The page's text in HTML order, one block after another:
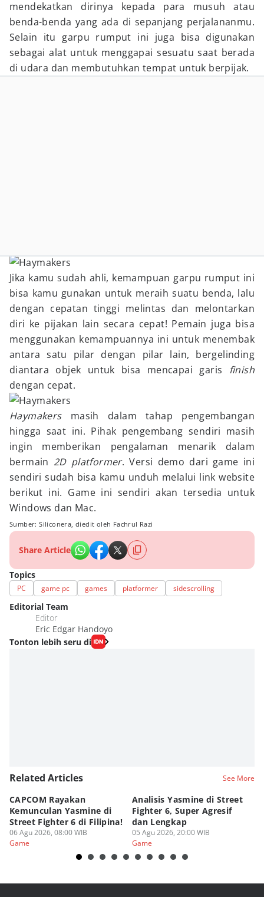
mendekatkan dirinya kepada para musuh atau
benda-benda yang ada di sepanjang perjalananmu.
Selain itu garpu rumput ini juga bisa digunakan
sebagai alat untuk menggapai sesuatu saat berada
di udara dan membutuhkan tempat untuk berpijak.
Jika kamu sudah ahli, kemampuan garpu rumput ini
bisa kamu gunakan untuk meraih suatu benda, lalu
dengan cepatan tinggi melintas dan melontarkan
diri ke pijakan lain secara cepat! Pemain juga bisa
menggunakan kemampuannya ini untuk menembak
antara satu pilar dengan pilar lain, bergelinding
diantara objek untuk bisa mencapai garis finish
dengan cepat.
Haymakersmasih dalam tahap pengembangan
hingga saat ini. Pihak pengembang sendiri masih
ingin memberikan pengalaman menarik dalam
bermain 2D platformer. Versi demo dari game ini
sendiri sudah bisa kamu unduh melalui link website
berikut ini. Game ini sendiri akan tersedia untuk
Windows dan Mac.
Sumber: Siliconera, diedit oleh Fachrul Razi
Share Article
Topics
PC game pc games platformer sidescrolling
Editorial Team
Editor
Eric Edgar Handoyo
Tonton lebih seru di
Related Articles See More
CAPCOM Rayakan
Kemunculan Yasmine di
Street Fighter 6 di Filipina!
06 Agu 2026, 08:00 WIB
Game
Analisis Yasmine di Street
Fighter 6, Super Agresif
dan Lengkap
05 Agu 2026, 20:00 WIB
Game